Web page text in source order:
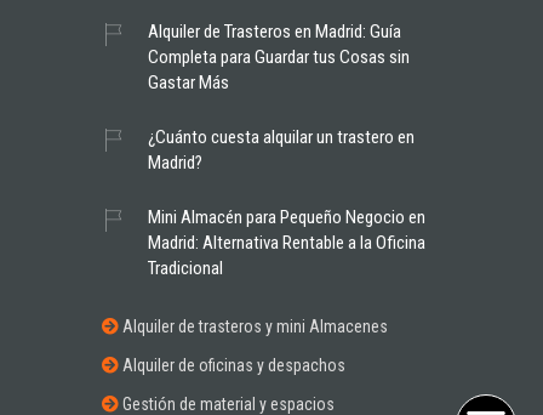
Alquiler de Trasteros en Madrid: Guía
Completa para Guardar tus Cosas sin
Gastar Más
¿Cuánto cuesta alquilar un trastero en
Madrid?
Mini Almacén para Pequeño Negocio en
Madrid: Alternativa Rentable a la Oficina
Tradicional
Alquiler de trasteros y mini Almacenes
Alquiler de oficinas y despachos
Gestión de material y espacios